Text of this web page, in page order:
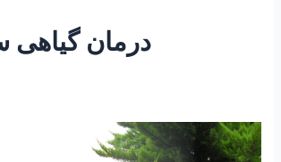
درمان
۱۹۳
–